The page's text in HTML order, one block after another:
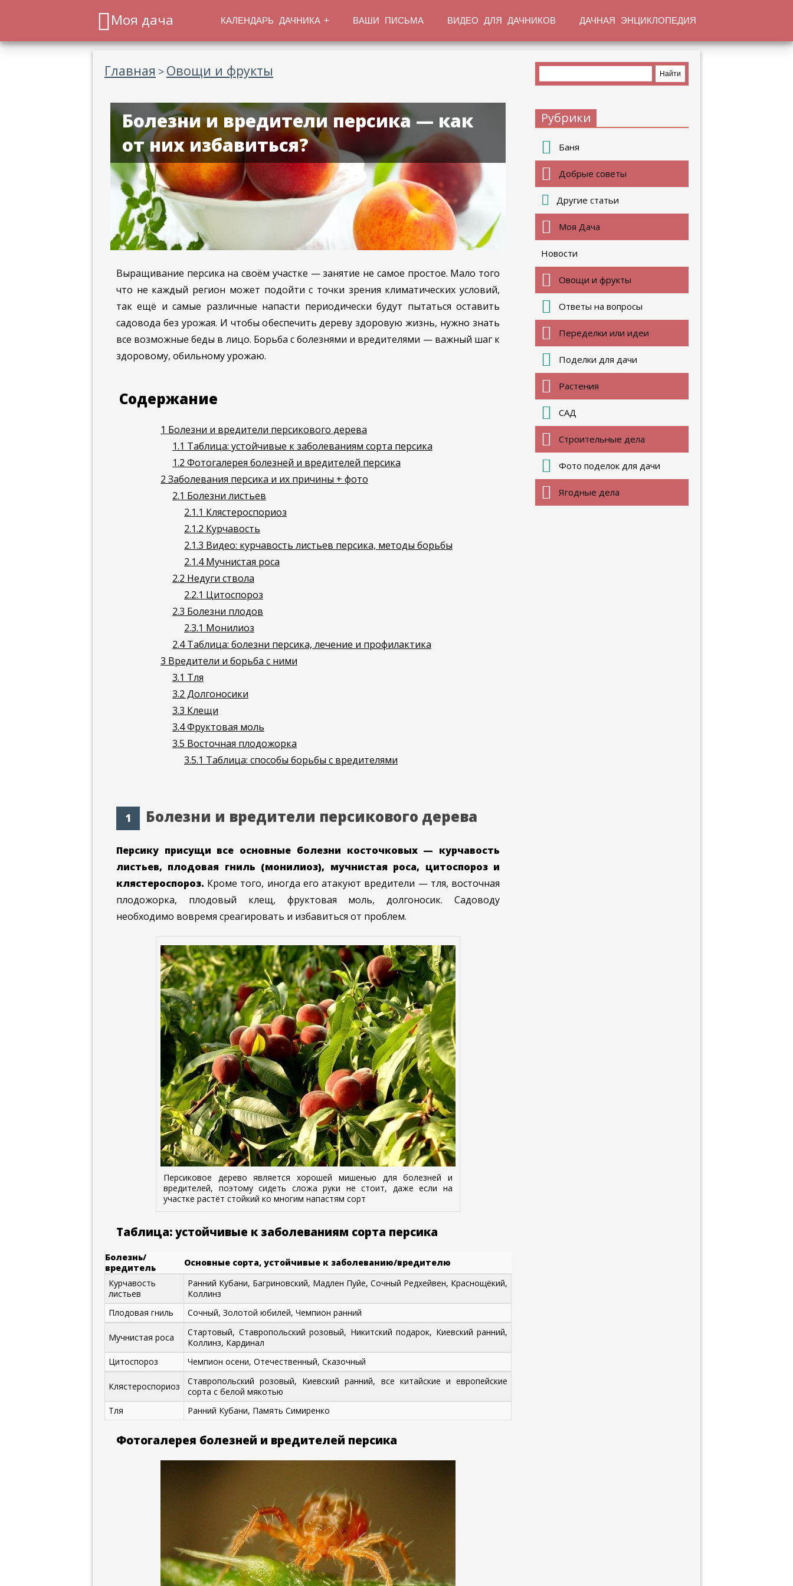
Моя дача КАЛЕНДАРЬ ДАЧНИКА ВАШИ ПИСЬМА ВИДЕО ДЛЯ ДАЧНИКОВ ДАЧНАЯ ЭНЦИКЛОПЕДИЯ
Главная > Овощи и фрукты
Болезни и вредители персика — как
от них избавиться?
Выращивание персика на своём участке — занятие не самое простое. Мало того
что не каждый регион может подойти с точки зрения климатических условий,
так ещё и самые различные напасти периодически будут пытаться оставить
садовода без урожая. И чтобы обеспечить дереву здоровую жизнь, нужно знать
все возможные беды в лицо. Борьба с болезнями и вредителями — важный шаг к
здоровому, обильному урожаю.
Содержание
1 Болезни и вредители персикового дерева
1.1 Таблица: устойчивые к заболеваниям сорта персика
1.2 Фотогалерея болезней и вредителей персика
2 Заболевания персика и их причины + фото
2.1 Болезни листьев
2.1.1 Клястероспориоз
2.1.2 Курчавость
2.1.3 Видео: курчавость листьев персика, методы борьбы
2.1.4Мучнистая роса
2.2 Недуги ствола
2.2.1 Цитоспороз
2.3 Болезни плодов
2.3.1 Монилиоз
2.4Таблица: болезни персика, лечение и профилактика
3 Вредители и борьба с ними
3.1 Тля
3.2 Долгоносики
3.3 Клещи
3.4Фруктовая моль
3.5 Восточная плодожорка
3.5.1 Таблица: способы борьбы с вредителями
Болезни и вредители персикового дерева
Персику присущи все основные болезни косточковых — курчавость
листьев, плодовая гниль (монилиоз), мучнистая роса, цитоспороз и
клястероспороз. Кроме того, иногда его атакуют вредители — тля, восточная
плодожорка, плодовый клещ, фруктовая моль, долгоносик. Садоводу
необходимо вовремя среагировать и избавиться от проблем.
Персиковое дерево является хорошей мишенью для болезней и
вредителей, поэтому сидеть сложа руки не стоит, даже если на
участке растёт стойкий ко многим напастям сорт
Таблица: устойчивые к заболеваниям сорта персика
Болезнь/
вредитель
Основные сорта, устойчивые к заболеванию/вредителю
Курчавость
листьев
Ранний Кубани, Багриновский, Мадлен Пуйе, Сочный Редхейвен, Краснощёкий,
Коллинз
Плодовая гниль
Сочный, Золотой юбилей, Чемпион ранний
Мучнистая роса
Стартовый, Ставропольский розовый, Никитский подарок, Киевский ранний,
Коллинз, Кардинал
Цитоспороз
Чемпион осени, Отечественный, Сказочный
Клястероспориоз
Ставропольский розовый, Киевский ранний, все китайские и европейские
сорта с белой мякотью
Тля
Ранний Кубани, Память Симиренко
Фотогалерея болезней и вредителей персика
Рубрики
Баня
Добрые советы
Другие статьи
Моя Дача
Новости
Овощи и фрукты
Ответы на вопросы
Переделки или идеи
Поделки для дачи
Растения
САД
Строительные дела
Фото поделок для дачи
Ягодные дела